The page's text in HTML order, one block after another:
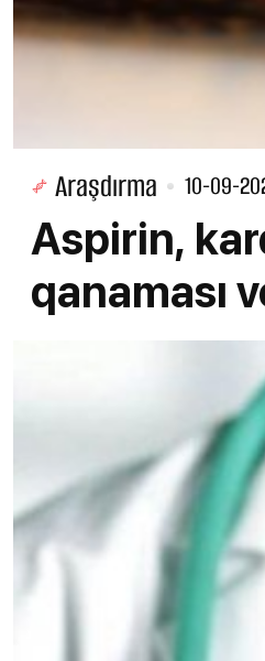
Araşdırma 10-09-
Aspirin,
qanaması